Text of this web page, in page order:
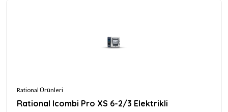
Rational Ürünleri
Rational Icombi Pro XS 6-2/3 Elektrikli